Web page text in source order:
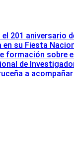
201 aniversario
en su Fiesta
sobre
de
a